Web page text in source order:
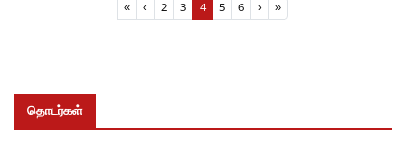
« ‹ Page
2 Page
3 Current Page
4 Page
5 Page
6 › »
தொடர்கள்